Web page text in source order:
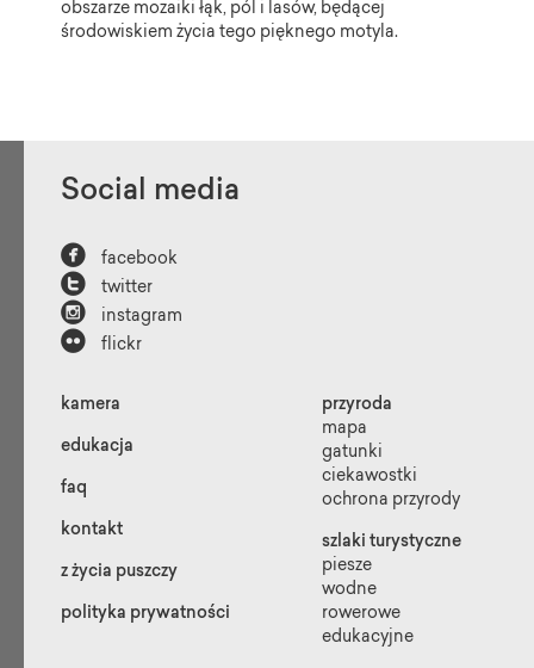
obszarze mozaiki łąk, pól i lasów, będącej
środowiskiem życia tego pięknego motyla.
Social media
 facebook
 twitter
 instagram
 flickr
kamera
edukacja
faq
kontakt
z życia puszczy
polityka prywatności
przyroda
mapa
gatunki
ciekawostki
ochrona przyrody
szlaki turystyczne
piesze
wodne
rowerowe
edukacyjne